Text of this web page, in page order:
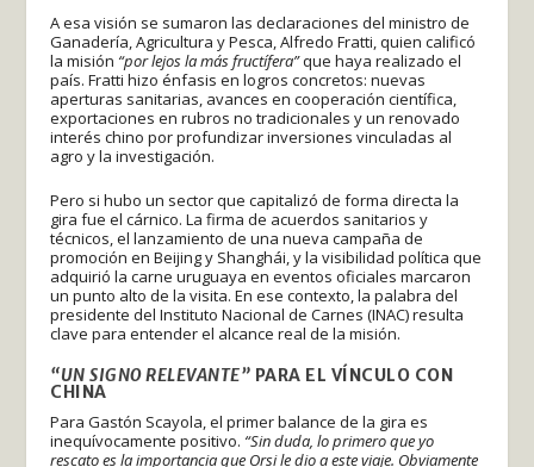
A esa visión se sumaron las declaraciones del ministro de
Ganadería, Agricultura y Pesca, Alfredo Fratti, quien calificó
la misión “por lejos la más fructífera”que haya realizado el
país. Fratti hizo énfasis en logros concretos: nuevas
aperturas sanitarias, avances en cooperación científica,
exportaciones en rubros no tradicionales y un renovado
interés chino por profundizar inversiones vinculadas al
agro y la investigación.
Pero si hubo un sector que capitalizó de forma directa la
gira fue el cárnico. La firma de acuerdos sanitarios y
técnicos, el lanzamiento de una nueva campaña de
promoción en Beijing y Shanghái, y la visibilidad política que
adquirió la carne uruguaya en eventos oficiales marcaron
un punto alto de la visita. En ese contexto, la palabra del
presidente del Instituto Nacional de Carnes (INAC) resulta
clave para entender el alcance real de la misión.
“UN SIGNO RELEVANTE” PARA EL VÍNCULO CON
CHINA
Para Gastón Scayola, el primer balance de la gira es
inequívocamente positivo. “Sin duda, lo primero que yo
rescato es la importancia que Orsi le dio a este viaje. Obviamente